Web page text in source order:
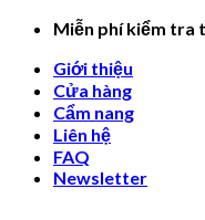
Skip
content
Miễn phí kiểm tra
Giới thiệu
Cửa hàng
Cẩm nang
Liên hệ
FAQ
Newsletter